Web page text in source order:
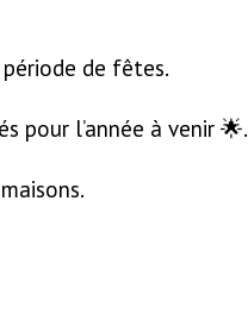
de fêtes.
pour l’année à venir 🌟.